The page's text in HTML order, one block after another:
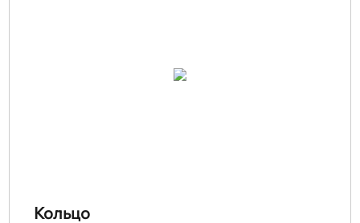
Кольцо